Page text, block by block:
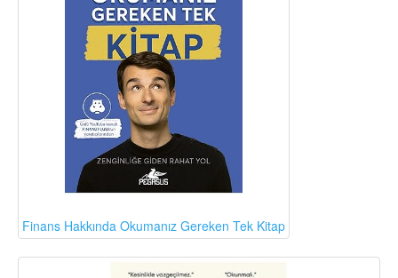
Finans Hakkında Okumanız Gereken Tek Kitap